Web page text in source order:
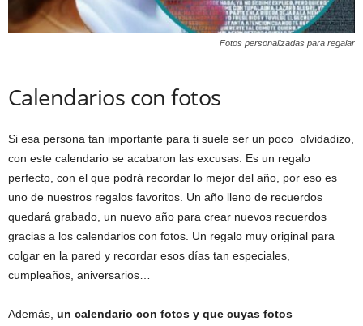
Fotos personalizadas para regalar
Calendarios con fotos
Si esa persona tan importante para ti suele ser un poco olvidadizo,
con este calendario se acabaron las excusas. Es un regalo
perfecto, con el que podrá recordar lo mejor del año, por eso es
uno de nuestros regalos favoritos. Un año lleno de recuerdos
quedará grabado, un nuevo año para crear nuevos recuerdos
gracias a los calendarios con fotos. Un regalo muy original para
colgar en la pared y recordar esos días tan especiales,
cumpleaños, aniversarios…
Además, un calendario con fotos y que cuyas fotos